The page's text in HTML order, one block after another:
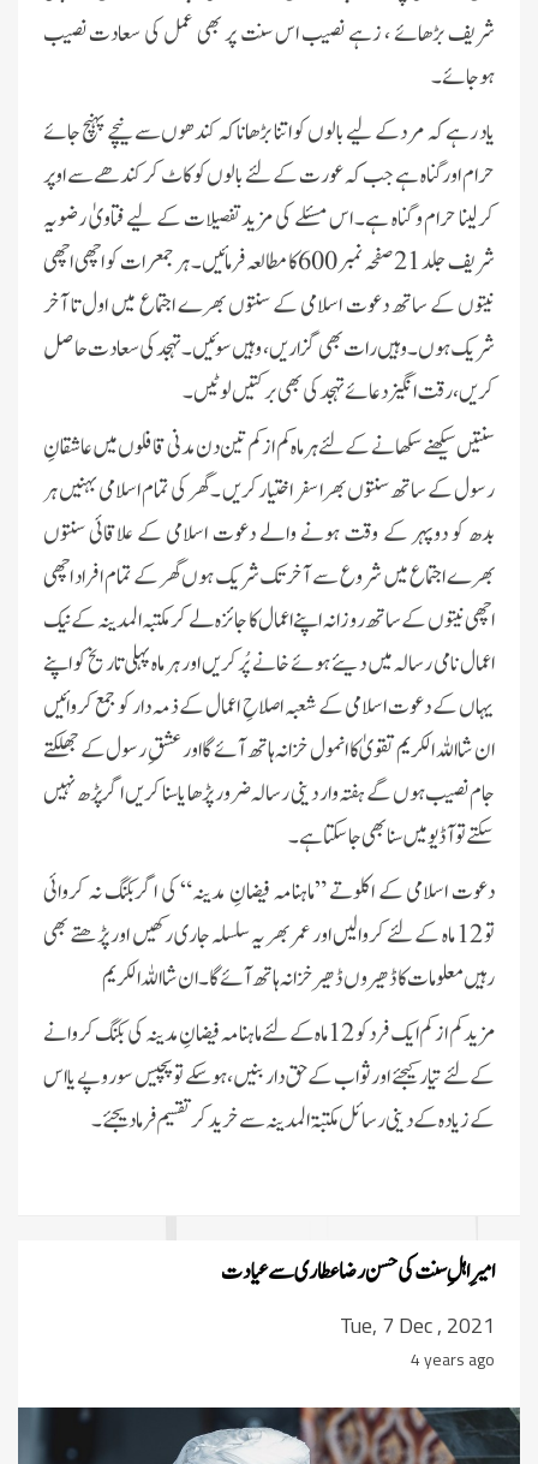
شریف بڑھائے ، زہے نصیب اس سنت پر بھی عمل کی سعادت نصیب
ہوجائے۔
یاد رہے کہ مرد کے لیے بالوں کو اتنا بڑھانا کہ کندھوں سے نیچے پہنچ جائے
حرام اور گناہ ہے جب کہ عورت کے لئے بالوں کو کاٹ کر کندھے سے اوپر
کرلینا حرام و گناہ ہے۔ اس مسئلے کی مزید تفصیلات کے لیے فتاویٰ رضویہ
شریف جلد 21 صفحہ نمبر 600کا مطالعہ فرمائیں۔ ہر جمعرات کو اچھی اچھی
نیتوں کے ساتھ دعوت اسلامی کے سنتوں بھرے اجتماع میں اول تا آخر
شریک ہوں۔ وہیں رات بھی گزاریں، وہیں سوئیں۔ تہجد کی سعادت حاصل
کریں، رقت انگیز دعائے تہجد کی بھی برکتیں لوٹیں۔
سنتیں سیکھنے سکھانے کے لئے ہرماہ کم از کم تین دن مدنی قافلوں میں عاشقانِ
رسول کے ساتھ سنتوں بھرا سفر اختیار کریں ۔ گھر کی تمام اسلامی بہنیں ہر
بدھ کو دوپہر کے وقت ہونے والے دعوت اسلامی کے علاقائی سنتوں
بھرے اجتماع میں شروع سے آخر تک شریک ہوں گھر کے تمام ا فراد اچھی
اچھی نیتوں کے ساتھ روزانہ اپنے اعمال کا جائزہ لے کر مکتبہ المدینہ کے نیک
اعمال نامی رسالہ میں دیئے ہوئے خانے پُر کریں اور ہر ماہ پہلی تاریخ کو اپنے
یہاں کے دعوت اسلامی کے شعبہ اصلاحِ اعمال کے ذمہ دار کو جمع کروائیں
ان شا اللہ الکریم تقویٰ کا انمول خزانہ ہاتھ آئے گا اور عشقِ رسول کے جھلکتے
جام نصیب ہوں گے ہفتہ وار دینی رسالہ ضرور پڑھا یا سنا کریں اگر پڑھ نہیں
سکتے تو آڈیو میں سنا بھی جاسکتا ہے ۔
دعوت اسلامی کے اکلوتے ”ماہنامہ فیضانِ مدینہ“ کی اگربکنگ نہ کروائی
تو 12 ماہ کے لئے کروالیں اور عمر بھر یہ سلسلہ جاری رکھیں اور پڑھتے بھی
رہیں معلومات کا ڈھیروں ڈھیر خزانہ ہاتھ آئے گا۔ان شا اللہ الکریم
مزید کم از کم ایک فرد کو 12ماہ کے لئے ماہنامہ فیضانِ مدینہ کی بکنگ کروانے
کے لئے تیار کیجئے اور ثواب کے حق دار بنیں، ہوسکے تو پچیس سو روپے یا اس
کے زیادہ کے دینی رسائل مکتبۃ المدینہ سے خرید کر تقسیم فرمادیجئے۔
امیرِ اہلِ سنت کی حسن رضا عطاری سے عیادت
Tue, 7 Dec , 2021
4 years ago